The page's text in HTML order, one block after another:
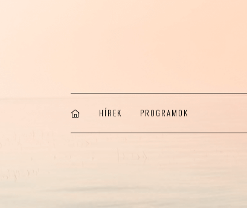
HÍREK PROGRAMOK